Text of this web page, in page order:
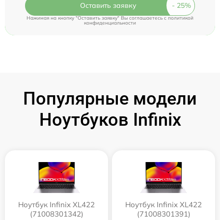
Оставить заявку
Нажимая на кнопку "Оставить заявку" Вы соглашаетесь cполитикой
конфиденциальности
Популярные модели
Ноутбуков Infinix
Ноутбук Infinix XL422
(71008301342)
Ноутбук Infinix XL422
(71008301391)